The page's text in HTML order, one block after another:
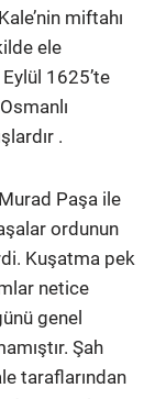
miftahı
ele
1625’te
.
Paşa ile
ordunun
Kuşatma pek
netice
genel
Şah
taraflarından